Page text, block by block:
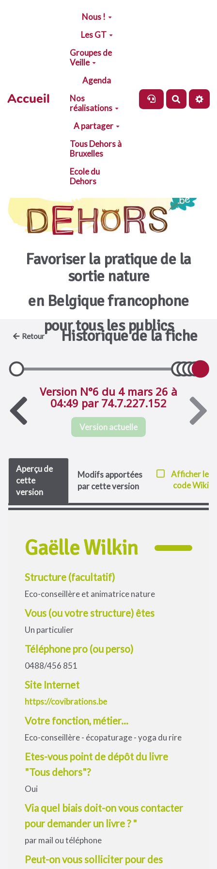
Aller au contenu principal
Accueil
Nous !
Les GT
Groupes de
Veille
Agenda
Nos
réalisations
A partager
Tous Dehors à
Bruxelles
Ecole du
Dehors
Favoriser la pratique de la
sortie nature
en Belgique francophone
pour tous les publics
Retour Historique de la fiche
Version N°6 du 4 mars 26 à
04:49 par 74.7.227.152
Version actuelle
Aperçu de
cette
version
Modifs apportées
par cette version
Afficher le
code Wiki
Gaëlle Wilkin
Structure (facultatif)
Eco-conseillère et animatrice nature
Vous (ou votre structure) êtes
Un particulier
Téléphone pro (ou perso)
0488/456 851
Site Internet
https://covibrations.be
Votre fonction, métier...
Eco-conseillère - écopaturage - yoga du rire
Etes-vous point de dépôt du livre
"Tous dehors"?
Oui
Via quel biais doit-on vous contacter
pour demander un livre ? "
par mail ou téléphone
Peut-on vous solliciter pour des